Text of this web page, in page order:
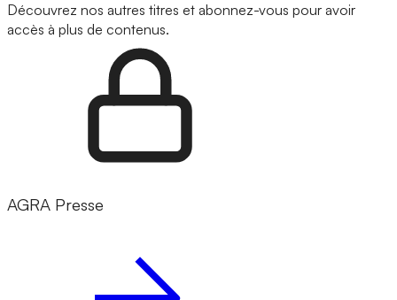
Découvrez nos autres titres et abonnez-vous pour avoir
accès à plus de contenus.
AGRA Presse